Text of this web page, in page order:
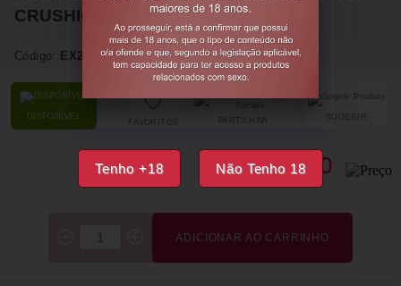
Tenho +18 Não Tenho 18
CRUSHIOUS ROSA
Código: EX21653
DISPONÍVEL SUGERIR
PARTILHAR
FAVORITOS
€39, 40
ADICIONAR AO CARRINHO